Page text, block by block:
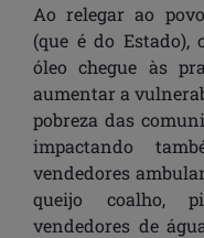
Ao relegar ao
(que é do Estado),
óleo chegue às
aumentar a
pobreza das
impactando
vendedores
queijo coalho,
vendedores de